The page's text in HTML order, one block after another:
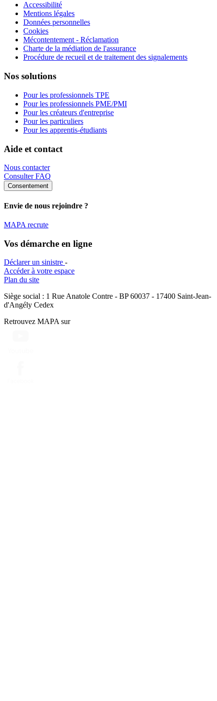
Accessibilité
Mentions légales
Données personnelles
Cookies
Mécontentement - Réclamation
Charte de la médiation de l'assurance
Procédure de recueil et de traitement des signalements
Nos solutions
Pour les professionnels TPE
Pour les professionnels PME/PMI
Pour les créateurs d'entreprise
Pour les particuliers
Pour les apprentis-étudiants
Aide et contact
Nous contacter
Consulter FAQ
Consentement
Envie de nous rejoindre ?
MAPA recrute
Vos démarche en ligne
Déclarer un sinistre -
Accéder à votre espace
Plan du site
Siège social : 1 Rue Anatole Contre - BP 60037 - 17400 Saint-Jean-
d'Angély Cedex
Retrouvez MAPA sur